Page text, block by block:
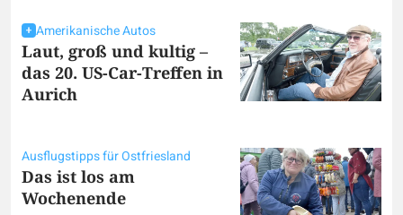
Amerikanische Autos
Laut, groß und kultig –
das 20. US-Car-Treffen in
Aurich
Ausflugstipps für Ostfriesland
Das ist los am
Wochenende